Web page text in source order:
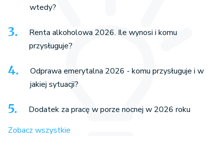
wtedy?
Renta alkoholowa 2026. Ile wynosi i komu
przysługuje?
Odprawa emerytalna 2026 - komu przysługuje i w
jakiej sytuacji?
Dodatek za pracę w porze nocnej w 2026 roku
Zobacz wszystkie